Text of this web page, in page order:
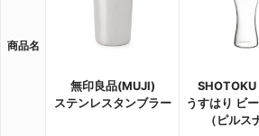
商品名
無印良品(MUJI)
ステンレスタンブラー
SHOTOKU
うすはり ビ
（ピルス